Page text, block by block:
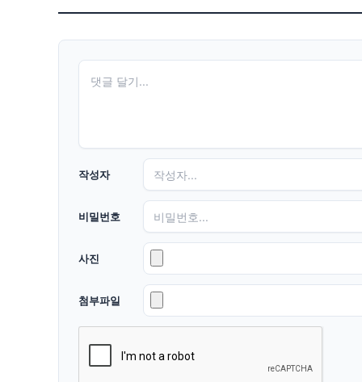
작성자
비밀번호
사진
첨부파일